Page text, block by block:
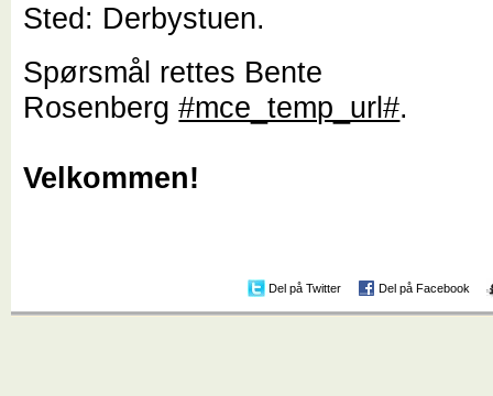
Sted: Derbystuen.
Spørsmål rettes Bente
Rosenberg#mce_temp_url#.
Velkommen!
Del på Twitter Del på Facebook